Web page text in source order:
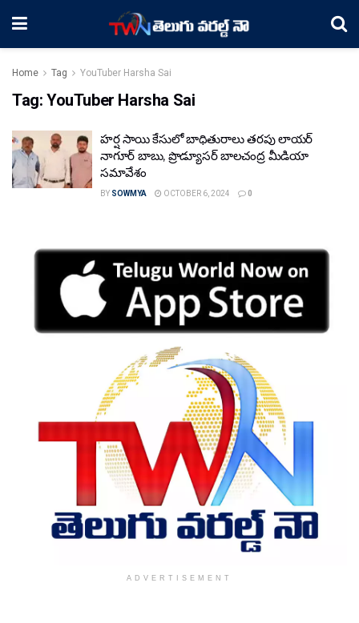
Home Tag YouTuber Harsha Sai
Tag: YouTuber Harsha Sai
హర్ష సాయి కేసులో బాధితురాలు తరపు లాయర్
నాగూర్ బాబు, ప్రొడ్యూసర్ బాలచంద్ర మీడియా
సమావేశం
BY SOWMYA OCTOBER 6, 2024 0
ADVERTISEMENT